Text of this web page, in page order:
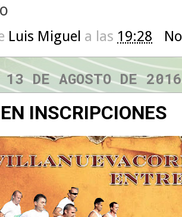
Luis Miguel a las 19:28
13 DE AGOSTO DE 2016
INSCRIPCIONES